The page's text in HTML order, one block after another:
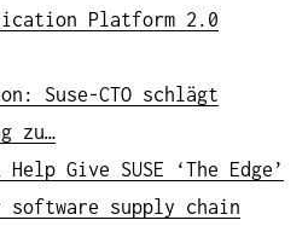
Platform 2.0
Suse-CTO schlägt
zu…
Give SUSE ‘The Edge’
software supply chain